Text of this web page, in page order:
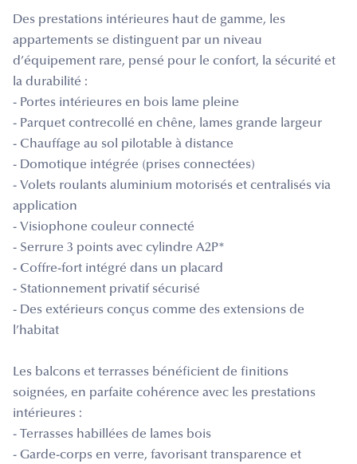
Des prestations intérieures haut de gamme, les
appartements se distinguent par un niveau
d’équipement rare, pensé pour le confort, la sécurité et
la durabilité :
- Portes intérieures en bois lame pleine
- Parquet contrecollé en chêne, lames grande largeur
- Chauffage au sol pilotable à distance
- Domotique intégrée (prises connectées)
- Volets roulants aluminium motorisés et centralisés via
application
- Visiophone couleur connecté
- Serrure 3 points avec cylindre A2P*
- Coffre-fort intégré dans un placard
- Stationnement privatif sécurisé
- Des extérieurs conçus comme des extensions de
l’habitat
Les balcons et terrasses bénéficient de finitions
soignées, en parfaite cohérence avec les prestations
intérieures :
- Terrasses habillées de lames bois
- Garde-corps en verre, favorisant transparence et